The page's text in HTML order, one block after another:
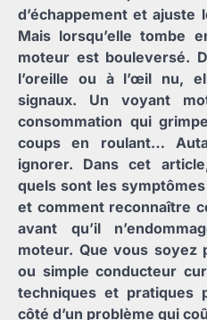
d’échappement et ajuste
Mais lorsqu’elle tombe
moteur est bouleversé.
l’oreille ou à l’œil nu,
signaux. Un voyant
consommation qui
coups en roulant…
ignorer. Dans cet
quels sont les symptômes
et comment reconnaître
avant qu’il
moteur. Que vous soyez
ou simple conducteur
techniques et pratiques
côté d’un problème qui